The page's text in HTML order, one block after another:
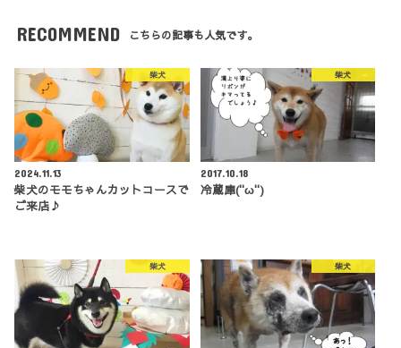
RECOMMEND こちらの記事も人気です。
柴犬
2024.11.13
柴犬のモモちゃんカットコースで
ご来店♪
柴犬
2017.10.18
冷蔵庫(''ω'')
柴犬 柴犬